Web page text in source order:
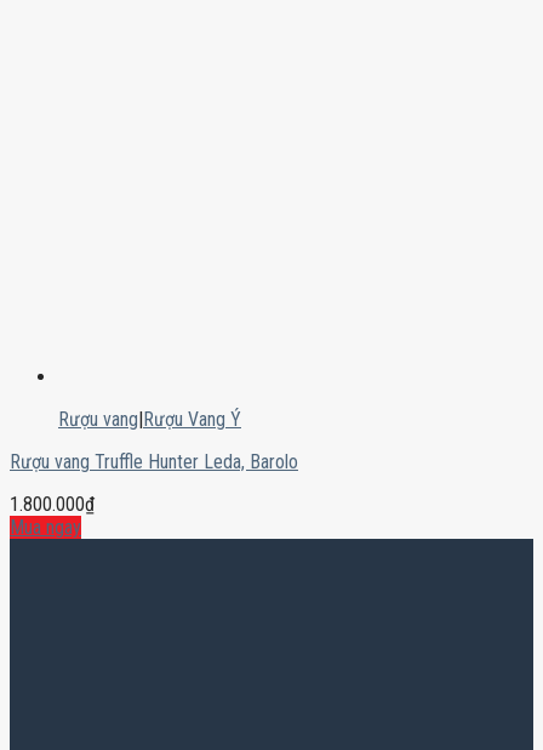
Rượu vang|Rượu Vang Ý
Rượu vang Truffle Hunter Leda, Barolo
1.800.000₫
Mua ngay